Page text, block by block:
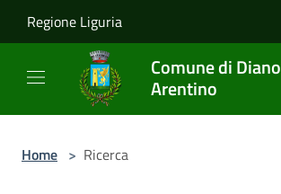
Regione Liguria
Comune di Diano
Arentino
Home > Ricerca